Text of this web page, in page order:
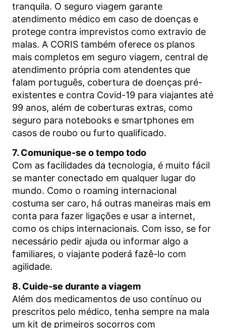
tranquila. O seguro viagem garante
atendimento médico em caso de doenças e
protege contra imprevistos como extravio de
malas. A CORIS também oferece os planos
mais completos em seguro viagem, central de
atendimento própria com atendentes que
falam português, cobertura de doenças pré-
existentes e contra Covid-19 para viajantes até
99 anos, além de coberturas extras, como
seguro para notebooks e smartphones em
casos de roubo ou furto qualificado.
7. Comunique-se o tempo todo
Com as facilidades da tecnologia, é muito fácil
se manter conectado em qualquer lugar do
mundo. Como o roaming internacional
costuma ser caro, há outras maneiras mais em
conta para fazer ligações e usar a internet,
como os chips internacionais. Com isso, se for
necessário pedir ajuda ou informar algo a
familiares, o viajante poderá fazê-lo com
agilidade.
8. Cuide-se durante a viagem
Além dos medicamentos de uso contínuo ou
prescritos pelo médico, tenha sempre na mala
um kit de primeiros socorros com